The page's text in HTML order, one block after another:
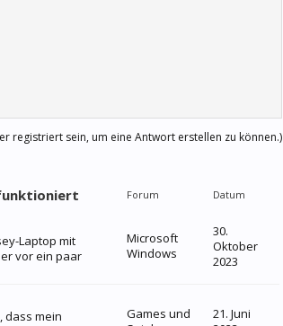
registriert sein, um eine Antwort erstellen zu können.)
Forum Datum
Laptop mit
vor ein paar
Microsoft
Windows
30.
Oktober
2023
dass mein
Games und
21. Juni